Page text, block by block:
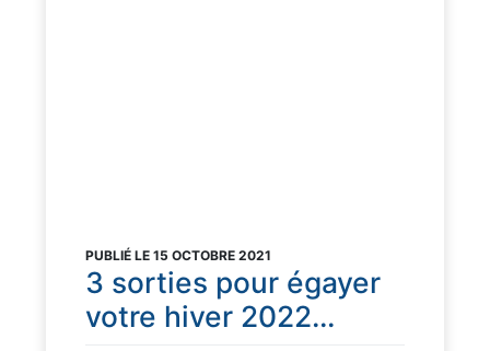
PUBLIÉ LE 15 OCTOBRE 2021
3 sorties pour égayer
votre hiver 2022…